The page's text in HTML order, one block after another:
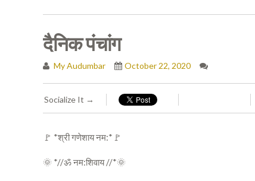
दैनिक पंचांग
My Audumbar October 22, 2020
Socialize It →
🚩 *श्री गणेशाय नम:*🚩
🌞 *//ॐ नम:शिवाय //*🌞